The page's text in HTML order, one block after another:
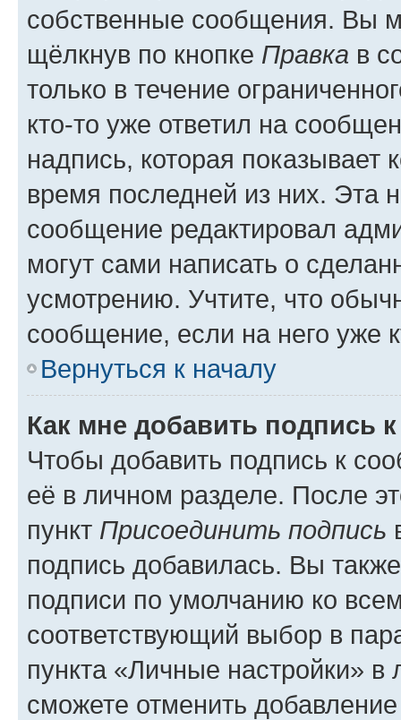
собственные сообщения. Вы
щёлкнув по кнопке Правка в
только в течение
кто-то уже ответил на
надпись, которая показывает
время последней из них. Эта
сообщение редактировал
могут сами написать о
усмотрению. Учтите, что
сообщение, если на него уже
Вернуться к началу
Как мне добавить подпись
Чтобы добавить подпись к
её в личном разделе. После
пункт Присоединить подпись
подпись добавилась. Вы
подписи по умолчанию ко
соответствующий выбор в
пункта «Личные настройки»
сможете отменить